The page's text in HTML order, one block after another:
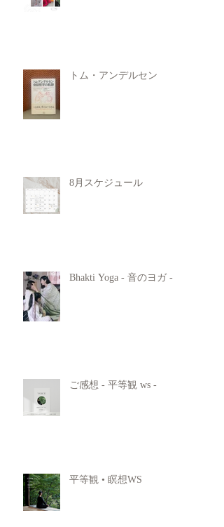
トム・アンデルセン
8月スケジュール
Bhakti Yoga - 音のヨガ -
ご感想 - 平等観 ws -
平等観 • 瞑想WS